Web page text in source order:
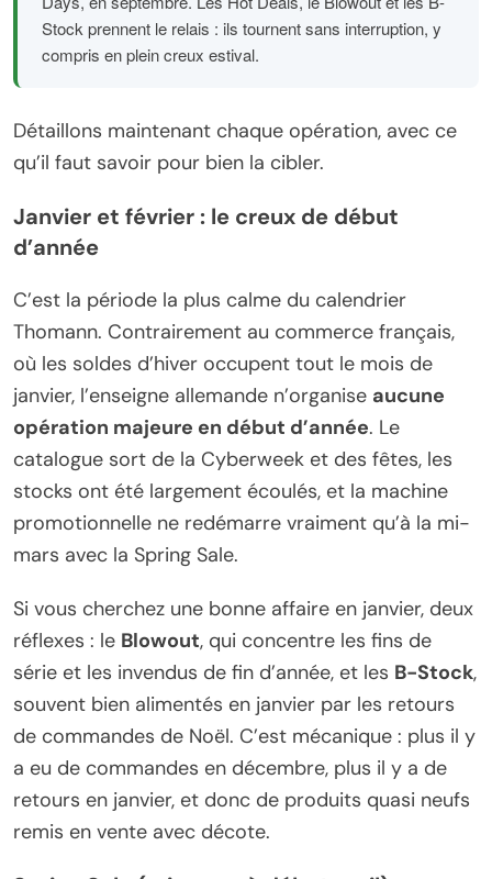
Stock prennent le relais : ils tournent sans interruption, y
compris en plein creux estival.
Détaillons maintenant chaque opération, avec ce
qu’il faut savoir pour bien la cibler.
Janvier et février : le creux de début
d’année
C’est la période la plus calme du calendrier
Thomann. Contrairement au commerce français,
où les soldes d’hiver occupent tout le mois de
janvier, l’enseigne allemande n’organise aucune
opération majeure en début d’année. Le
catalogue sort de la Cyberweek et des fêtes, les
stocks ont été largement écoulés, et la machine
promotionnelle ne redémarre vraiment qu’à la mi-
mars avec la Spring Sale.
Si vous cherchez une bonne affaire en janvier, deux
réflexes : le Blowout, qui concentre les fins de
série et les invendus de fin d’année, et les B-Stock,
souvent bien alimentés en janvier par les retours
de commandes de Noël. C’est mécanique : plus il y
a eu de commandes en décembre, plus il y a de
retours en janvier, et donc de produits quasi neufs
remis en vente avec décote.